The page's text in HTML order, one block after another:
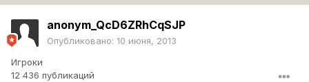
anonym_QcD6ZRhCqSJP
Опубликовано: 10 июня, 2013
Игроки
12 436 публикаций